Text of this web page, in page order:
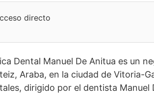
directo
Dental Manuel De Anitua es un
Araba, en la ciudad de Vitoria-
dirigido por el dentista Manuel